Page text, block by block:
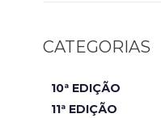
CATEGORIAS
10ª EDIÇÃO
11ª EDIÇÃO